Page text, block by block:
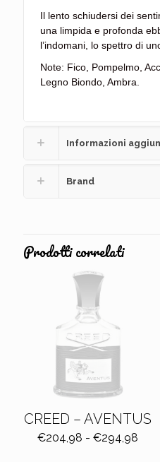
Il lento schiudersi dei
una limpida e profonda
l’indomani, lo spettro di
Note: Fico, Pompelmo,
Legno Biondo, Ambra.
Informazioni
Brand
Prodotti correlati
CREED – AVENTUS
€204,98 - €294,98